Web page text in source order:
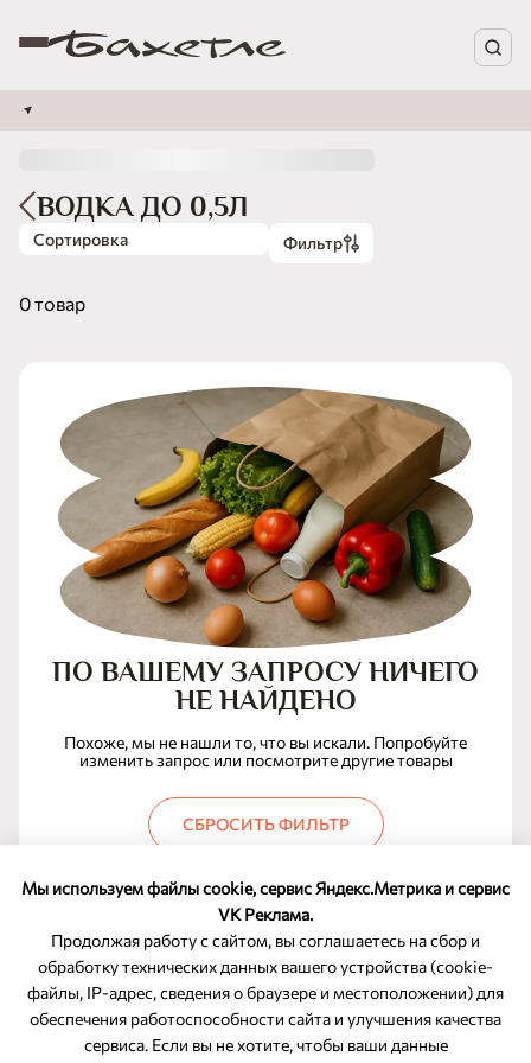
Мы используем файлы cookie, сервис Яндекс.Метрика и сервис
VK Реклама.
Продолжая работу с сайтом, вы соглашаетесь на сбор и
обработку технических данных вашего устройства (cookie-
файлы, IP-адрес, сведения о браузере и местоположении) для
обеспечения работоспособности сайта и улучшения качества
сервиса. Если вы не хотите, чтобы ваши данные
ВОДКА ДО 0,5Л
Сортировка Фильтр
0 товар
ПО ВАШЕМУ ЗАПРОСУ НИЧЕГО
НЕ НАЙДЕНО
Похоже, мы не нашли то, что вы искали. Попробуйте
изменить запрос или посмотрите другие товары
СБРОСИТЬ ФИЛЬТР
ОБРАТНАЯ СВЯЗЬ
8-800-350-46-10